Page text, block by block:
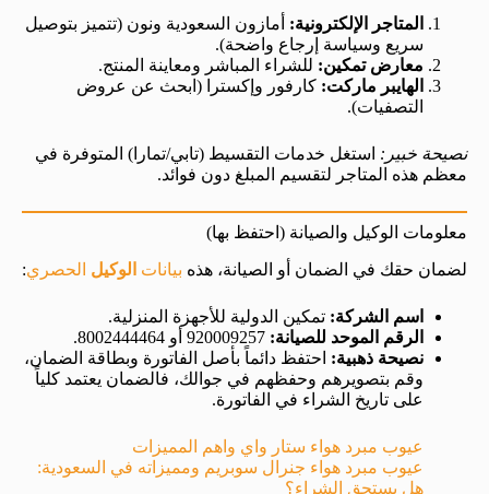
المتاجر الإلكترونية: أمازون السعودية ونون (تتميز بتوصيل
سريع وسياسة إرجاع واضحة).
معارض تمكين: للشراء المباشر ومعاينة المنتج.
الهايبر ماركت: كارفور وإكسترا (ابحث عن عروض
التصفيات).
نصيحة خبير: استغل خدمات التقسيط (تابي/تمارا) المتوفرة في
معظم هذه المتاجر لتقسيم المبلغ دون فوائد.
معلومات الوكيل والصيانة (احتفظ بها)
لضمان حقك في الضمان أو الصيانة، هذه بيانات الوكيل الحصري:
اسم الشركة: تمكين الدولية للأجهزة المنزلية.
الرقم الموحد للصيانة:
نصيحة ذهبية: احتفظ دائماً بأصل الفاتورة وبطاقة الضمان،
وقم بتصويرهم وحفظهم في جوالك، فالضمان يعتمد كلياً
على تاريخ الشراء في الفاتورة.
عيوب مبرد هواء ستار واي واهم المميزات
عيوب مبرد هواء جنرال سوبريم ومميزاته في السعودية:
هل يستحق الشراء؟